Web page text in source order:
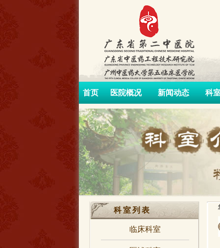
首页 医院概况 新闻动态 科
科室列表
临床科室